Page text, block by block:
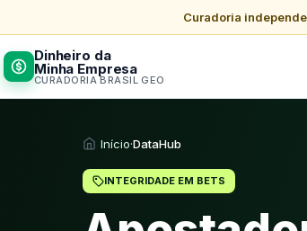
Curadoria
Dinheiro da
Minha Empresa
CURADORIA BRASIL GEO
Início·DataHub
INTEGRIDADE EM BETS